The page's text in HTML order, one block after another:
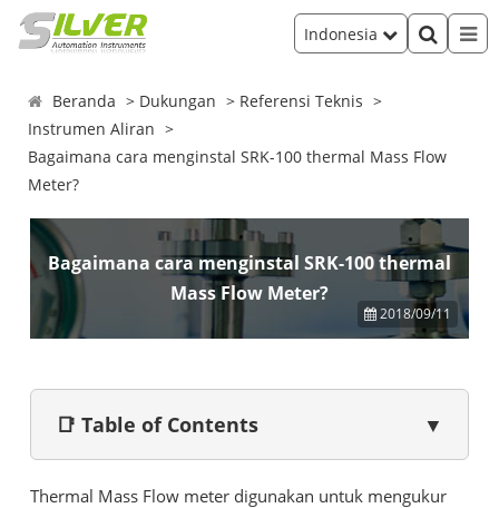
Indonesia
Beranda Dukungan
Referensi Teknis
Instrumen Aliran
Bagaimana cara menginstal SRK-100 thermal Mass Flow
Meter?
Bagaimana cara menginstal SRK-100 thermal
Mass Flow Meter?
2018/09/11
📑 Table of Contents ▼
Thermal Mass Flow meter digunakan untuk mengukur